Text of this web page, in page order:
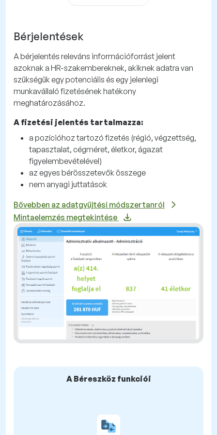
Bérjelentések
A bérjelentés releváns információforrást jelent
azoknak a HR-szakembereknek, akiknek adatra van
szükségük egy potenciális és egy jelenlegi
munkavállaló fizetésének hatékony
meghatározásához.
A fizetési jelentés tartalmazza:
a pozícióhoz tartozó fizetés (régió, végzettség,
tapasztalat, cégméret, életkor, ágazat
figyelembevételével)
az egyes bérösszetevők összege
nem anyagi juttatások
Bővebben az adatgyűjtési módszertanról
Mintaelemzés megtekintése
A Béreszköz funkciói